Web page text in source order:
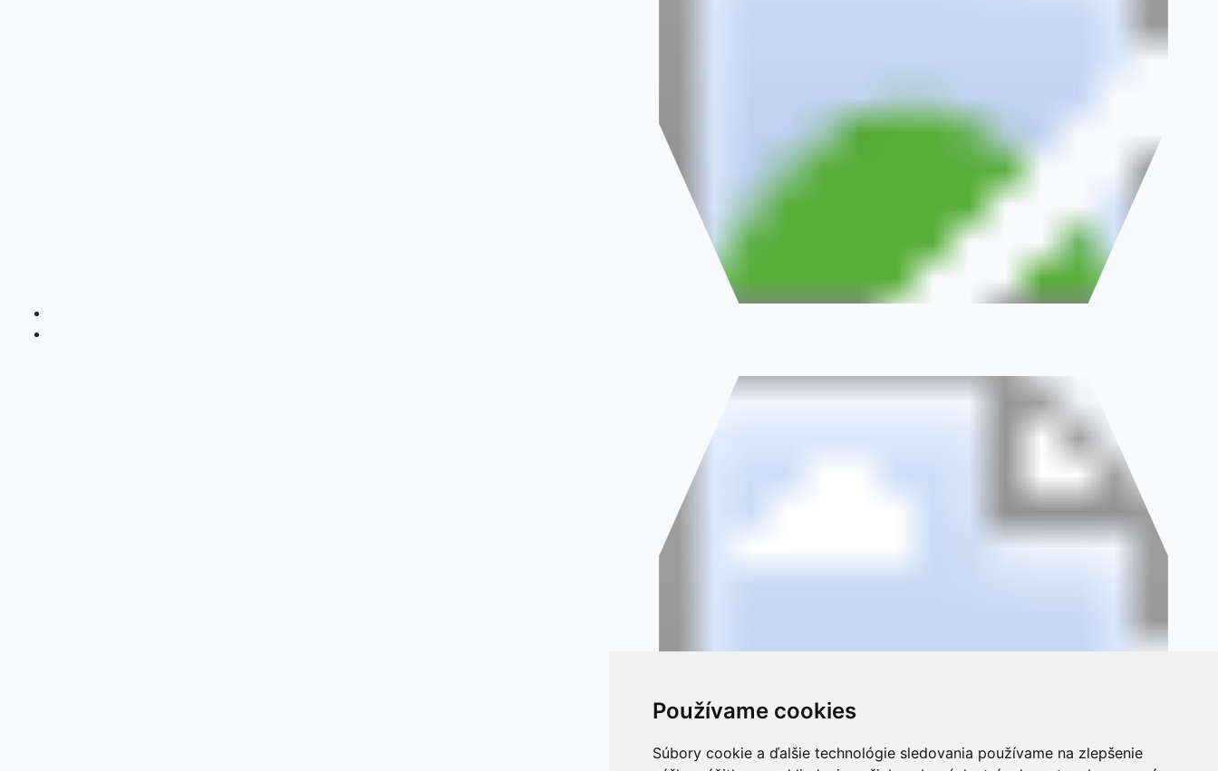
Používame cookies
Súbory cookie a ďalšie technológie sledovania používame na zlepšenie